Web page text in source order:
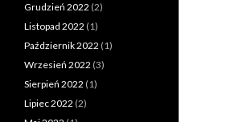
Grudzień 2022 (2)
Listopad 2022 (1)
Październik 2022 (1)
Wrzesień 2022 (3)
Sierpień 2022 (1)
Lipiec 2022 (2)